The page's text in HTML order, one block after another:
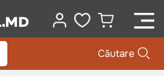
Căutare